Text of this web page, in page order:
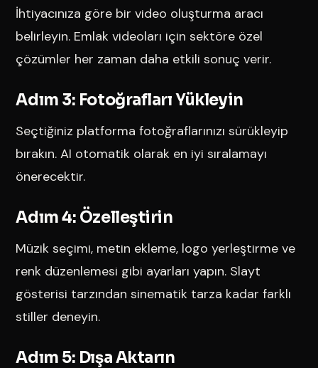
İhtiyacınıza göre bir video oluşturma aracı
belirleyin. Emlak videoları için sektöre özel
çözümler her zaman daha etkili sonuç verir.
Adım 3: Fotoğrafları Yükleyin
Seçtiğiniz platforma fotoğraflarınızı sürükleyip
bırakın. AI otomatik olarak en iyi sıralamayı
önerecektir.
Adım 4: Özelleştirin
Müzik seçimi, metin ekleme, logo yerleştirme ve
renk düzenlemesi gibi ayarları yapın. Slayt
gösterisi tarzından sinematik tarza kadar farklı
stiller deneyin.
Adım 5: Dışa Aktarın